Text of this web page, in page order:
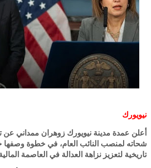
نيويورك
أعلن عمدة مدينة نيويورك زوهران ممداني عن
شحاته لمنصب النائب العام، في خطوة وصفها
تاريخية لتعزيز نزاهة العدالة في العاصمة